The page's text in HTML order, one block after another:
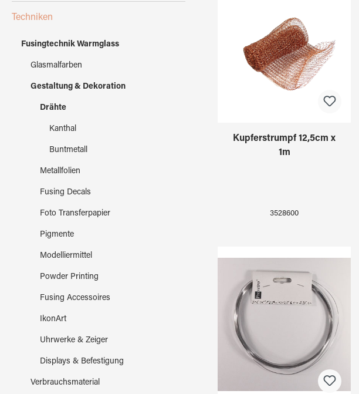
Techniken
Fusingtechnik Warmglass
Glasmalfarben
Gestaltung & Dekoration
Drähte
Kanthal
Buntmetall
Metallfolien
Fusing Decals
Foto Transferpapier
Pigmente
Modelliermittel
Powder Printing
Fusing Accessoires
IkonArt
Uhrwerke & Zeiger
Displays & Befestigung
Verbrauchsmaterial
Kupferstrumpf 12,5cm x
1m
3528600